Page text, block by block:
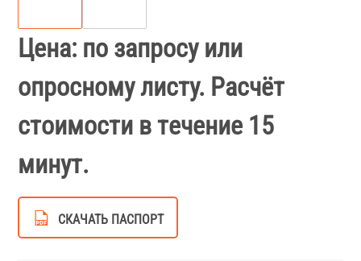
Цена: по запросу или
опросному листу. Расчёт
стоимости в течение 15
минут.
СКАЧАТЬ ПАСПОРТ